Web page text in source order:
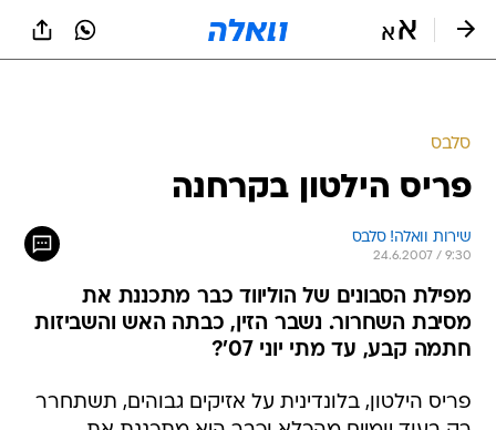
סלבס
פריס הילטון בקרחנה
שירות וואלה! סלבס
24.6.2007 / 9:30
מפילת הסבונים של הוליווד כבר מתכננת את
מסיבת השחרור. נשבר הזין, כבתה האש והשביזות
חתמה קבע, עד מתי יוני 07'?
פריס הילטון, בלונדינית על אזיקים גבוהים, תשתחרר